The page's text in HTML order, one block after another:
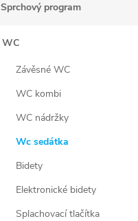
Sprchový program
WC
Závěsné WC
WC kombi
WC nádržky
Wc sedátka
Bidety
Elektronické bidety
Splachovací tlačítka